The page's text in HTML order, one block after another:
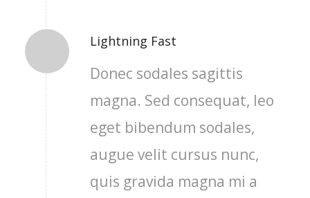
Lightning Fast
Donec sodales sagittis
magna. Sed consequat, leo
eget bibendum sodales,
augue velit cursus nunc,
quis gravida magna mi a